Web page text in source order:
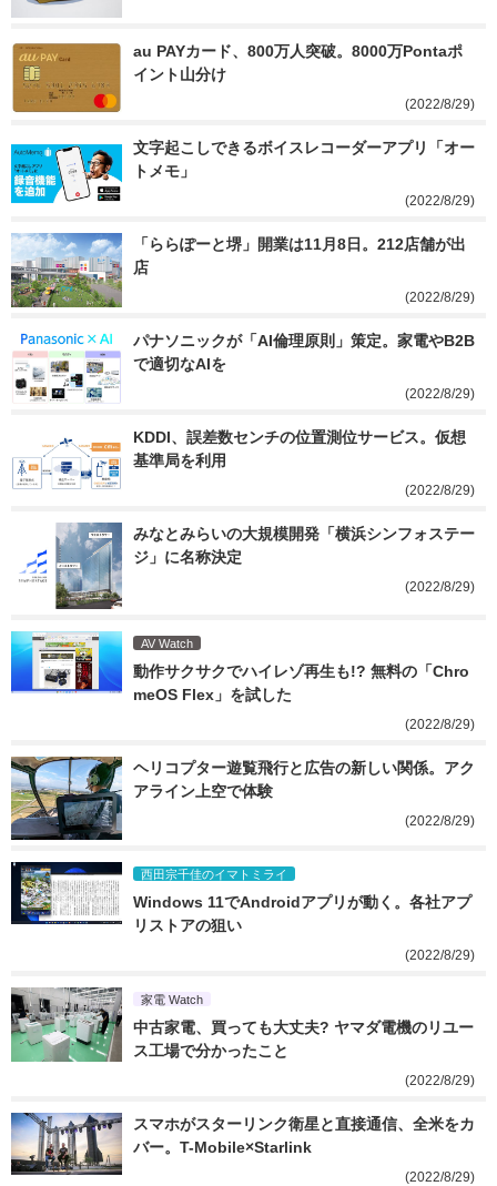
au PAYカード、800万人突破。8000万Pontaポ
イント山分け
(2022/8/29)
文字起こしできるボイスレコーダーアプリ「オー
トメモ」
(2022/8/29)
「ららぽーと堺」開業は11月8日。212店舗が出
店
(2022/8/29)
パナソニックが「AI倫理原則」策定。家電やB2B
で適切なAIを
(2022/8/29)
KDDI、誤差数センチの位置測位サービス。仮想
基準局を利用
(2022/8/29)
みなとみらいの大規模開発「横浜シンフォステー
ジ」に名称決定
(2022/8/29)
AV Watch
動作サクサクでハイレゾ再生も!? 無料の「Chro
meOS Flex」を試した
(2022/8/29)
ヘリコプター遊覧飛行と広告の新しい関係。アク
アライン上空で体験
(2022/8/29)
西田宗千佳のイマトミライ
Windows 11でAndroidアプリが動く。各社アプ
リストアの狙い
(2022/8/29)
家電 Watch
中古家電、買っても大丈夫? ヤマダ電機のリユー
ス工場で分かったこと
(2022/8/29)
スマホがスターリンク衛星と直接通信、全米をカ
バー。T-Mobile×Starlink
(2022/8/29)